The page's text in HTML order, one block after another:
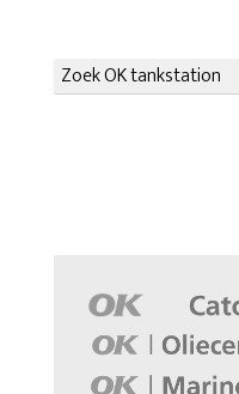
Zoek OK tankstation